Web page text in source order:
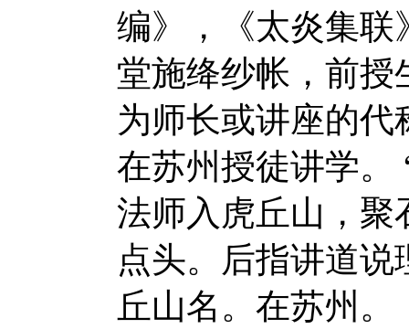
编》，《太炎集
堂施绛纱帐，前授
为师长或讲座的
在苏州授徒讲学。
法师入虎丘山，
点头。后指讲道
丘山名。在苏州